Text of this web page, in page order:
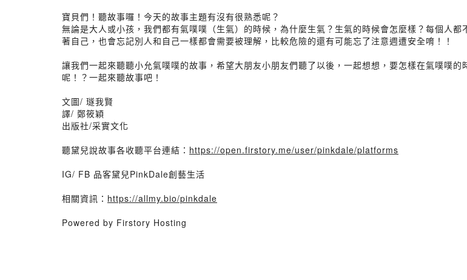
寶貝們！聽故事囉！今天的故事主題有沒有很熟悉呢？
無論是大人或小孩，我們都有氣噗噗（生氣）的時候，為什麼生氣？生氣的時候會怎麼樣？每個人
著自己，也會忘記別人和自己一樣都會需要被理解，比較危險的還有可能忘了注意週遭安全唷！！
讓我們一起來聽聽小允氣噗噗的故事，希望大朋友小朋友們聽了以後，一起想想，要怎樣在氣噗噗
呢！？一起來聽故事吧！
文圖/ 璲我賢
譯/ 鄭筱穎
出版社/采實文化
聽黛兒說故事各收聽平台連結： https://open.firstory.me/user/pinkdale/platforms
IG/ FB 品客黛兒PinkDale創藝生活
相關資訊： https://allmy.bio/pinkdale
Powered by Firstory Hosting